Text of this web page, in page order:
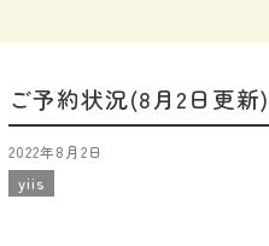
ご予約状況(8月2日更新)
2022年8月2日
yiis